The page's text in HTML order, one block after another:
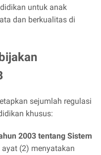
untuk anak
dan berkualitas di
sejumlah regulasi
khusus:
2003 tentang Sistem
ayat (2) menyatakan